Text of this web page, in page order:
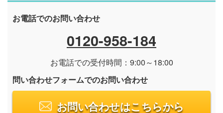
お電話でのお問い合わせ
0120-958-184
お電話での受付時間：9:00～18:00
問い合わせフォームでのお問い合わせ
お問い合わせはこちらから